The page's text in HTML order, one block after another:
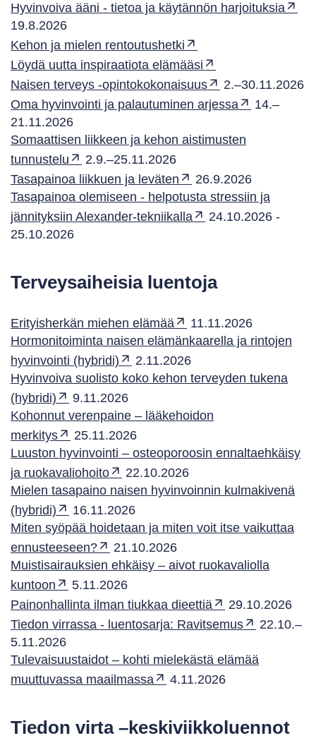
Hyvinvoiva ääni - tietoa ja käytännön harjoituksia
19.8.2026
Kehon ja mielen rentoutushetki
Löydä uutta inspiraatiota elämääsi
Naisen terveys -opintokokonaisuus
2.–30.11.2026
Oma hyvinvointi ja palautuminen arjessa
14.–
21.11.2026
Somaattisen liikkeen ja kehon aistimusten
tunnustelu
2.9.–25.11.2026
Tasapainoa liikkuen ja leväten
26.9.2026
Tasapainoa olemiseen - helpotusta stressiin ja
jännityksiin Alexander-tekniikalla
24.10.2026 -
25.10.2026
Terveysaiheisia luentoja
Erityisherkän miehen elämää
11.11.2026
Hormonitoiminta naisen elämänkaarella ja rintojen
hyvinvointi (hybridi)
2.11.2026
Hyvinvoiva suolisto koko kehon terveyden tukena
(hybridi)
9.11.2026
Kohonnut verenpaine – lääkehoidon
merkitys
25.11.2026
Luuston hyvinvointi – osteoporoosin ennaltaehkäisy
ja ruokavaliohoito
22.10.2026
Mielen tasapaino naisen hyvinvoinnin kulmakivenä
(hybridi)
16.11.2026
Miten syöpää hoidetaan ja miten voit itse vaikuttaa
ennusteeseen?
21.10.2026
Muistisairauksien ehkäisy – aivot ruokavaliolla
kuntoon
5.11.2026
Painonhallinta ilman tiukkaa dieettiä
29.10.2026
Tiedon virrassa - luentosarja: Ravitsemus
22.10.–
5.11.2026
Tulevaisuustaidot – kohti mielekästä elämää
muuttuvassa maailmassa
4.11.2026
Tiedon virta –keskiviikkoluennot